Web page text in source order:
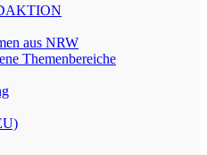
aus NRW
Themenbereiche